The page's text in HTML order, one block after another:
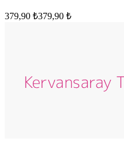
379,90 ₺379,90 ₺